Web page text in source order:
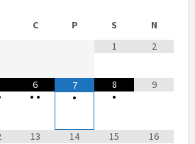
C P S
N
1
2
6
• •
7
•
8
•
9
13 14 15 16